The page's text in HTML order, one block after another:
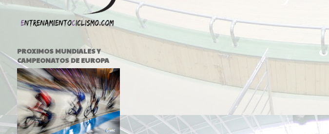
PROXIMOS MUNDIALES Y
CAMPEONATOS DE EUROPA